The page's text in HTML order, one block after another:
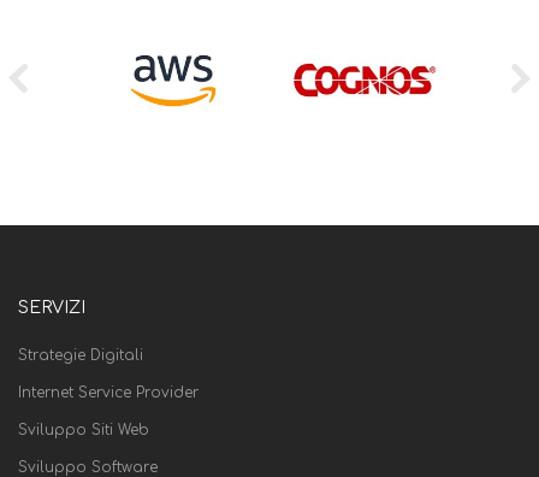
SERVIZI
Strategie Digitali
Internet Service Provider
Sviluppo Siti Web
Sviluppo Software